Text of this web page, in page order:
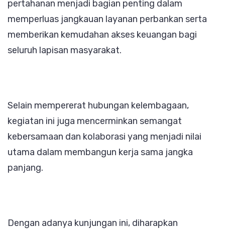
pertahanan menjadi bagian penting dalam
memperluas jangkauan layanan perbankan serta
memberikan kemudahan akses keuangan bagi
seluruh lapisan masyarakat.
Selain mempererat hubungan kelembagaan,
kegiatan ini juga mencerminkan semangat
kebersamaan dan kolaborasi yang menjadi nilai
utama dalam membangun kerja sama jangka
panjang.
Dengan adanya kunjungan ini, diharapkan